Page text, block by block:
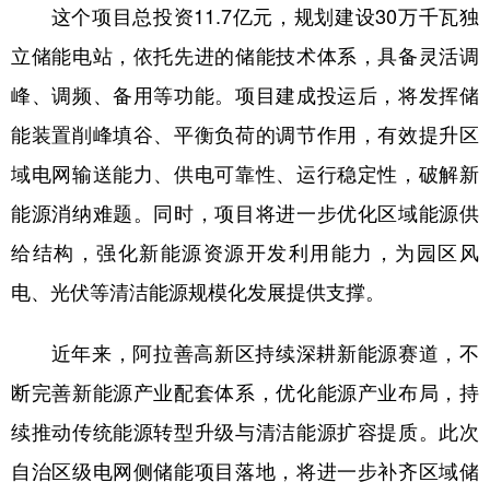
学术中国 乡村振兴 溯源中国
彩票 娱乐 时尚 悦读
公益 一带一路 亚太网 上市公司
文化产业
地方频道
北京 天津 河北 山西
辽宁 吉林 上海 江苏
浙江 安徽 福建 江西
这个项目总投资11.7亿元，规划建设30万千瓦独
立储能电站，依托先进的储能技术体系，具备灵活调
峰、调频、备用等功能。项目建成投运后，将发挥储
能装置削峰填谷、平衡负荷的调节作用，有效提升区
域电网输送能力、供电可靠性、运行稳定性，破解新
能源消纳难题。同时，项目将进一步优化区域能源供
给结构，强化新能源资源开发利用能力，为园区风
电、光伏等清洁能源规模化发展提供支撑。
近年来，阿拉善高新区持续深耕新能源赛道，不
断完善新能源产业配套体系，优化能源产业布局，持
续推动传统能源转型升级与清洁能源扩容提质。此次
自治区级电网侧储能项目落地，将进一步补齐区域储